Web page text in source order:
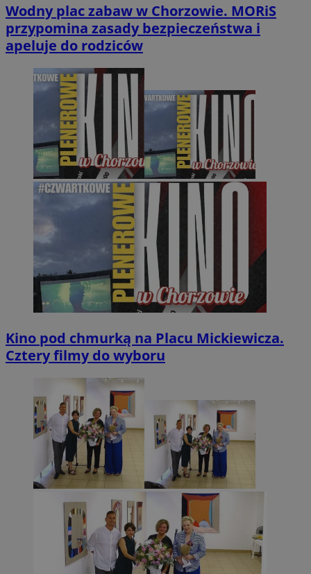
Wodny plac zabaw w Chorzowie. MORiS
przypomina zasady bezpieczeństwa i
apeluje do rodziców
Kino pod chmurką na Placu Mickiewicza.
Cztery filmy do wyboru